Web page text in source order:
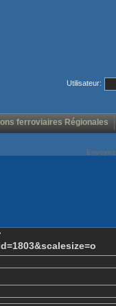
Utilisateur:
ferroviaires Régionales